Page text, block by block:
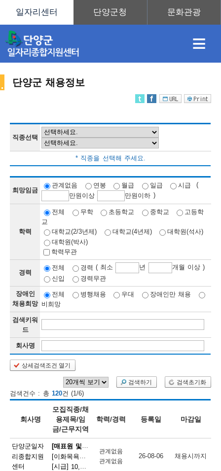
≡
보
보
련
정
우
미
내
단양군 채용정보
직종선택
* 직종을 선택해 주세요.
희망임금
관계없음 연봉 월급 일급 시급
(
만원이상 만원이하 )
학력
전체 무학 초등학교 중학교
고등학
교
대학교(2/3년제)
대학교(4년제)
대학원(석사)
대학원(박사)
학력무관
경력
전체 경력 ( 최소 년
개월 이상 )
신입
경력무관
장애인
채용희망
전체 병행채용 우대
장애인만 채용
비희망
검색키워
드
회사명
상세검색조건 열기
검색하기 검색초기화
검색건수 : 총 120건 (1/6)
회사명
모집직종/채
용제목/임
금/근무지역
학력/경력 등록일 마감일
단양군일자
리종합지원
센터
[매표원 및 복권 판매원]
[이화목욕탕찜질방] 이화파크텔 카운터 직원 모집
[시급] 10,320원 |
관계없음
관계없음
26-08-06 채용시까지
채
용
보
오
등
채
용